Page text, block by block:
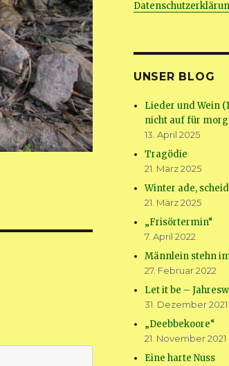
UNSER BLOG
Lieder und Wein
nicht auf für
13. April 2025
Tragödie
21. März 2025
Winter ade,
21. März 2025
„Frisörtermin“
7. April 2022
Männlein stehn
27. Februar 2022
Let it be –
31. Dezember 2021
„Deebbekoore“
21. November 2021
Eine harte Nuss